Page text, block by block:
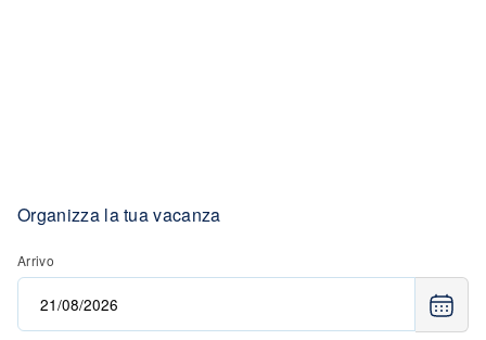
Organizza la tua vacanza
Arrivo